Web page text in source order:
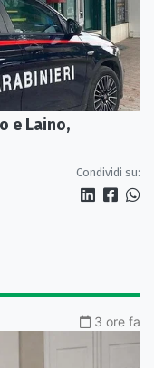
e Laino,
Condividi su:
3 ore fa